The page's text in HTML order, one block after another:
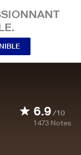
6.9/10
1 473 Notes